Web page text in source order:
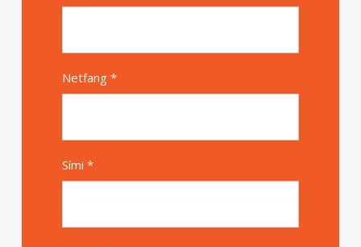
Netfang *
Sími *